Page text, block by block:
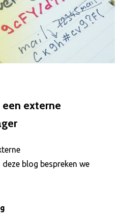
externe
blog bespreken we